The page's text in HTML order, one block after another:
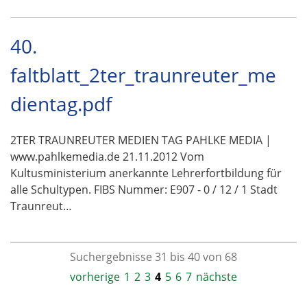
40.
faltblatt_2ter_traunreuter_me
dientag.pdf
2TER TRAUNREUTER MEDIEN TAG PAHLKE MEDIA |
www.pahlkemedia.de 21.11.2012 Vom
Kultusministerium anerkannte Lehrerfortbildung für
alle Schultypen. FIBS Nummer: E907 - 0 / 12 / 1 Stadt
Traunreut…
Suchergebnisse 31 bis 40 von 68
vorherige 1 2 3 4 5 6 7 nächste